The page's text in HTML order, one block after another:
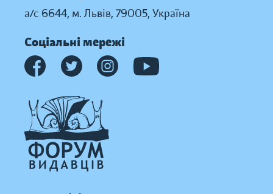
а/с 6644, м. Львів, 79005, Україна
Соціальні мережі